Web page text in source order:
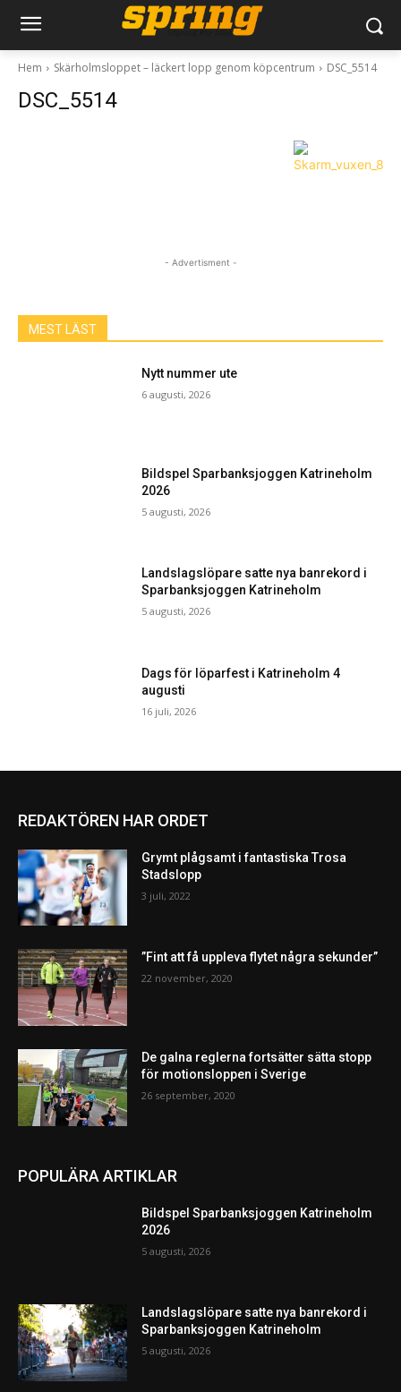
Hem Skärholmsloppet – läckert lopp genom köpcentrum DSC_5514
DSC_5514
- Advertisment -
MEST LÄST
Nytt nummer ute
6 augusti, 2026
Bildspel Sparbanksjoggen Katrineholm
2026
5 augusti, 2026
Landslagslöpare satte nya banrekord i
Sparbanksjoggen Katrineholm
5 augusti, 2026
Dags för löparfest i Katrineholm 4
augusti
16 juli, 2026
REDAKTÖREN HAR ORDET
Grymt plågsamt i fantastiska Trosa
Stadslopp
3 juli, 2022
”Fint att få uppleva flytet några sekunder”
22 november, 2020
De galna reglerna fortsätter sätta stopp
för motionsloppen i Sverige
26 september, 2020
POPULÄRA ARTIKLAR
Bildspel Sparbanksjoggen Katrineholm
2026
5 augusti, 2026
Landslagslöpare satte nya banrekord i
Sparbanksjoggen Katrineholm
5 augusti, 2026